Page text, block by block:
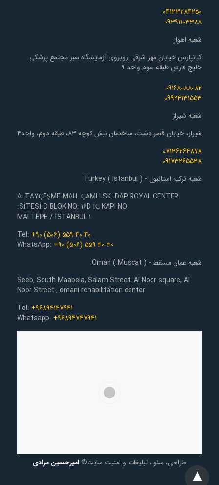
04133284250
09391103388
شعبه اهواز
کیانپارس خیابان مهر شرقی روبروی آزمایشگاه سبز مجتمع پزشکی
خلیج فارس طبقه سوم واحد ۹
09168088082
09924131553
شعبه شیراز
شیراز، خیابان قصر دشت، ساختمان نبش کوچه 83، طبقه دوم، واحد4
07136264878
09173265538
شعبه ترکیه استانبول - Turkey ( Istanbul )
ALTAYÇEŞME MAH. ÇAMLI SK. DAP ROYAL CENTER
SİTESİ D BLOK NO: 16D İÇ KAPI NO:
1 MALTEPE / İSTANBUL
Tel: +90 (506) 559 40 40
WhatsApp: +90 (506) 559 40 40
شعبه عمان مسقط - Oman ( Muscat )
Seeb, South Maabela, Salam Street, Al Noor square, Al
Noor Street , omani rehabilitation center
Tel: +96894147941
Whatsapp: +96894747941
طراحی، سئو ، تبلیغات و امنیت سایت©امیرحسین مرادی